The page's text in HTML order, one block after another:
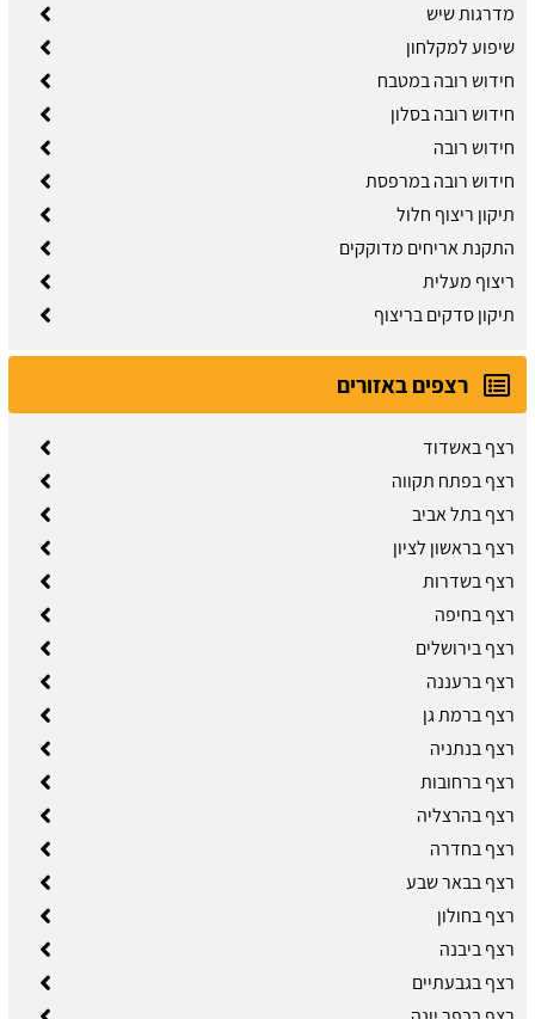
מדרגות שיש
שיפוע למקלחון
חידוש רובה במטבח
חידוש רובה בסלון
חידוש רובה
חידוש רובה במרפסת
תיקון ריצוף חלול
התקנת אריחים מדוקקים
ריצוף מעלית
תיקון סדקים בריצוף
רצפים באזורים
רצף באשדוד
רצף בפתח תקווה
רצף בתל אביב
רצף בראשון לציון
רצף בשדרות
רצף בחיפה
רצף בירושלים
רצף ברעננה
רצף ברמת גן
רצף בנתניה
רצף ברחובות
רצף בהרצליה
רצף בחדרה
רצף בבאר שבע
רצף בחולון
רצף ביבנה
רצף בגבעתיים